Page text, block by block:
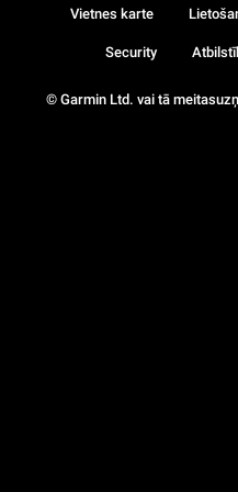
© Garmin Ltd. vai tā
Vietnes karte
Security